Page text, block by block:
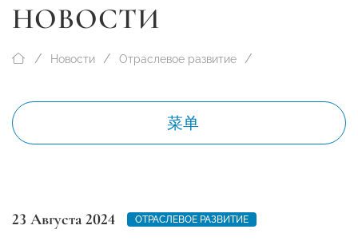
НОВОСТИ
Новости Отраслевое развитие
菜单
23 Августа 2024 ОТРАСЛЕВОЕ РАЗВИТИЕ